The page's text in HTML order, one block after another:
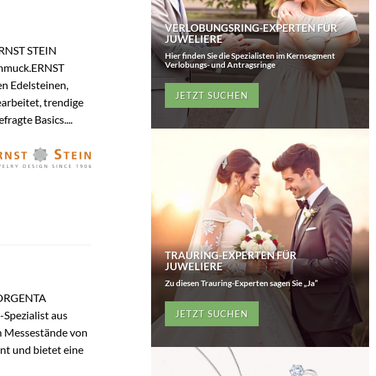
STEIN
Edelsteinen,
trendige
Basics....
aus
von
und bietet eine
VERLOBUNGSRING-EXPERTEN FÜR
JUWELIERE
Hier finden Sie die Spezialisten im Kernsegment
Verlobungs- und Antragsringe
JETZT SUCHEN
TRAURING-EXPERTEN FÜR
JUWELIERE
Zu diesen Trauring-Experten sagen Sie „Ja”
JETZT SUCHEN